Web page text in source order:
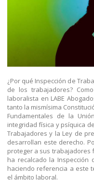
¿Por qué Inspección de
de los trabajadores?
laboralista en LABE
tanto la mismísima
Fundamentales de la
integridad física y psíquica
Trabajadores y la Ley de
desarrollan este derecho.
proteger a sus trabajadores
ha recalcado la
haciendo referencia a este
el ámbito laboral.